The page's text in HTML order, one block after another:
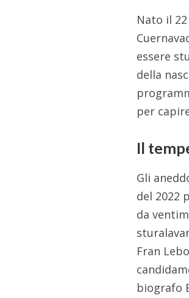
Nato il
essere
della
per
Il
Gli
del 2022
da
Fran
biografo